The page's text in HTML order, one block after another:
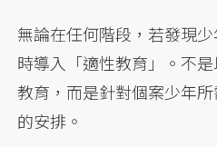
無論在任何階段，若發現
時導入「適性教育」。不
教育，而是針對個案少年
的安排。